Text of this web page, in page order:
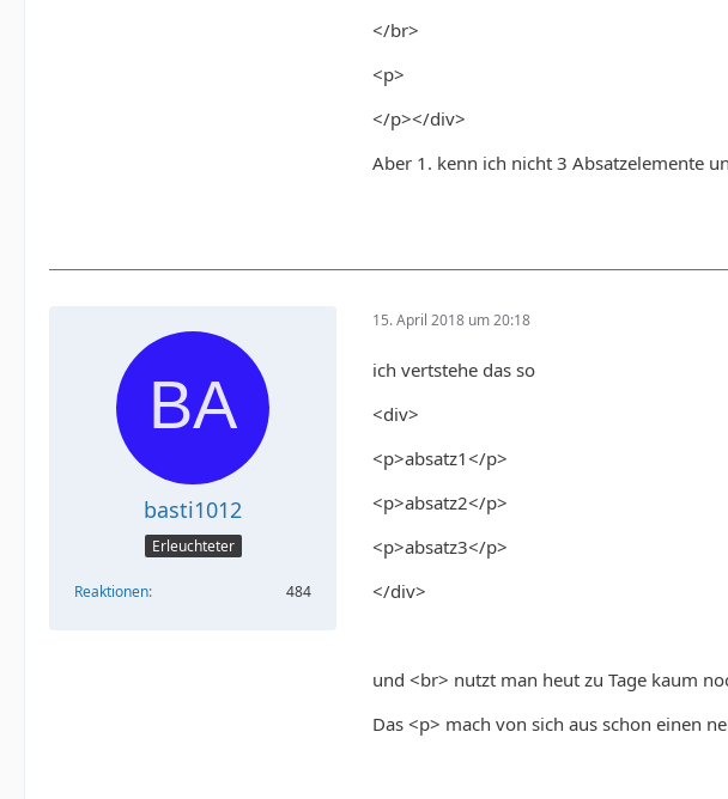
</br>
<p>
</p></div>
Aber 1. kenn ich nicht 3 Absatzelemente
basti1012
Erleuchteter
Reaktionen 484
15. April 2018 um 20:18
ich vertstehe das so
<div>
<p>absatz1</p>
<p>absatz2</p>
<p>absatz3</p>
</div>
und <br> nutzt man heut zu Tage kaum
Das <p> mach von sich aus schon einen